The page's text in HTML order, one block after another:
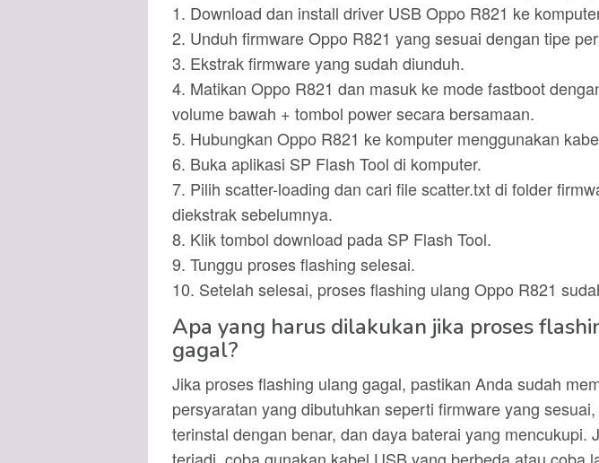
1. Download dan install driver USB Oppo R821 ke
2. Unduh firmware Oppo R821 yang sesuai dengan tipe
3. Ekstrak firmware yang sudah diunduh.
4. Matikan Oppo R821 dan masuk ke mode fastboot
volume bawah + tombol power secara bersamaan.
5. Hubungkan Oppo R821 ke komputer menggunakan
6. Buka aplikasi SP Flash Tool di komputer.
7. Pilih scatter-loading dan cari file scatter.txt di folder
diekstrak sebelumnya.
8. Klik tombol download pada SP Flash Tool.
9. Tunggu proses flashing selesai.
10. Setelah selesai, proses flashing ulang Oppo R821
Apa yang harus dilakukan jika proses
gagal?
Jika proses flashing ulang gagal, pastikan Anda sudah
persyaratan yang dibutuhkan seperti firmware yang
terinstal dengan benar, dan daya baterai yang mencukupi.